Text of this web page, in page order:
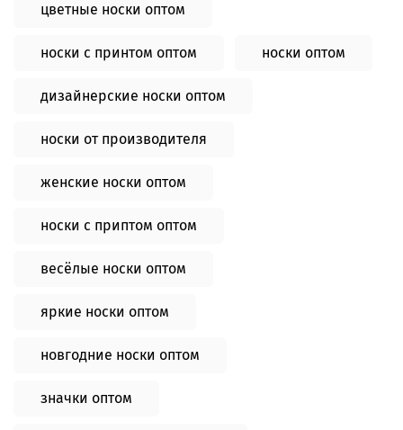
цветные носки оптом
носки с принтом оптом носки оптом
дизайнерские носки оптом
носки от производителя
женские носки оптом
носки с приптом оптом
весёлые носки оптом
яркие носки оптом
новгодние носки оптом
значки оптом